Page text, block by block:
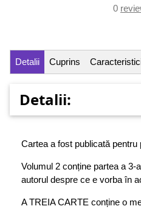
0
Detalii Cuprins
Detalii:
Cartea a fost publicată pentru
Volumul 2 conține partea a
autorul despre ce e vorba în
A TREIA CARTE conține o